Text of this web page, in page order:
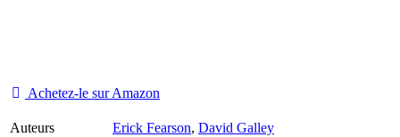
Achetez-le sur Amazon
Auteurs Erick Fearson, David Galley